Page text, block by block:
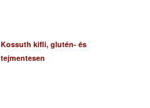
Kossuth kifli, glutén- és
tejmentesen